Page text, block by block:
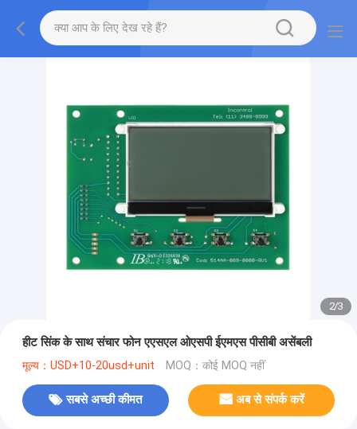
2/3
हीट सिंक के साथ संचार फोन एएसएल ओएसपी ईएमएस पीसीबी असेंबली
मूल्य：USD+10-20usd+unit MOQ：कोई MOQ नहीं
सबसे अच्छी कीमत अब से संपर्क करें